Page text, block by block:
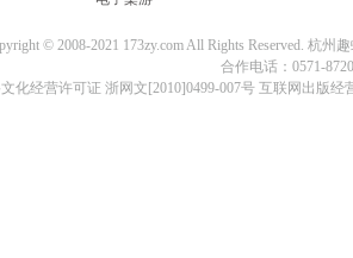
© 2008-2021 173zy.com All Rights Reserved. 杭
合作电话：0571-
文化经营许可证 浙网文[2010]0499-007号 互联网出版